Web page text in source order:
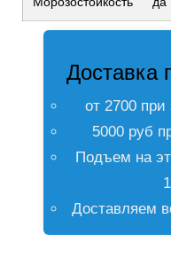
Доставка
от 2700 при
5000 руб
Подъем на
Доставляем